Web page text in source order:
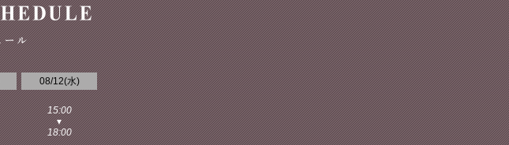
08/12(水)
15:00
▼
18:00